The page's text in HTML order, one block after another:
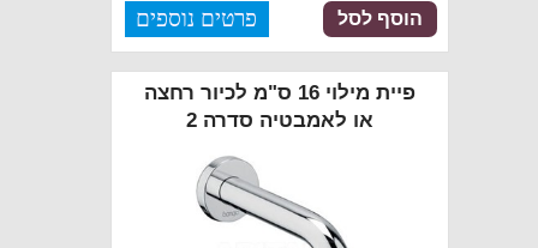
פרטים נוספים הוסף לסל
פיית מילוי 16 ס"מ לכיור רחצה
או לאמבטיה סדרה 2